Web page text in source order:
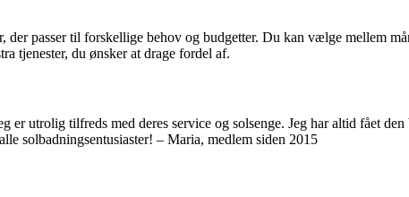
passer til forskellige behov og budgetter. Du kan vælge mellem
tjenester, du ønsker at drage fordel af.
utrolig tilfreds med deres service og solsenge. Jeg har altid fået
solbadningsentusiaster! – Maria, medlem siden 2015